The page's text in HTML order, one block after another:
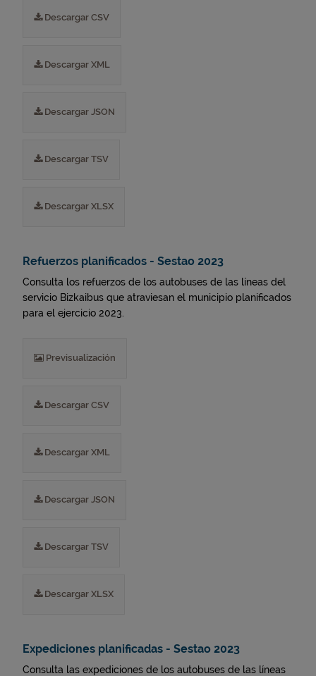
Descargar CSV
Descargar XML
Descargar JSON
Descargar TSV
Descargar XLSX
Refuerzos planificados - Sestao 2023
Consulta los refuerzos de los autobuses de las líneas del
servicio Bizkaibus que atraviesan el municipio planificados
para el ejercicio 2023.
Previsualización
Descargar CSV
Descargar XML
Descargar JSON
Descargar TSV
Descargar XLSX
Expediciones planificadas - Sestao 2023
Consulta las expediciones de los autobuses de las líneas